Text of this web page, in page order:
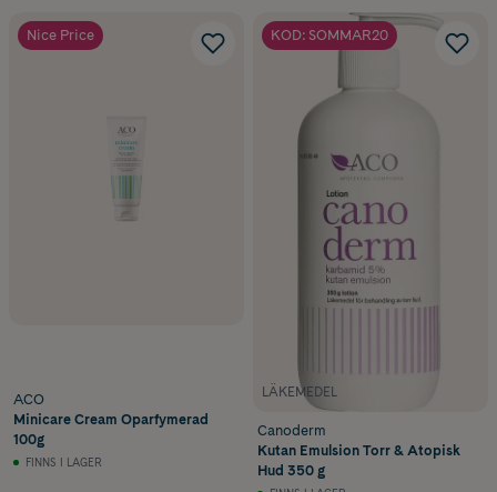
Nice Price
ACO
Minicare Cream Oparfymerad
100g
FINNS I LAGER
KOD: SOMMAR20
LÄKEMEDEL
Canoderm
Kutan Emulsion Torr & Atopisk
Hud 350 g